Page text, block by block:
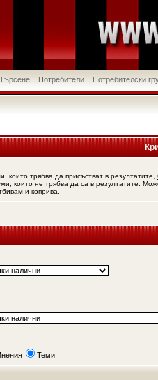
Търсене Потребители Потребителски
които трябва да присъстват в резултатите,
които не трябва да са в резултатите.
и коприва.
Теми